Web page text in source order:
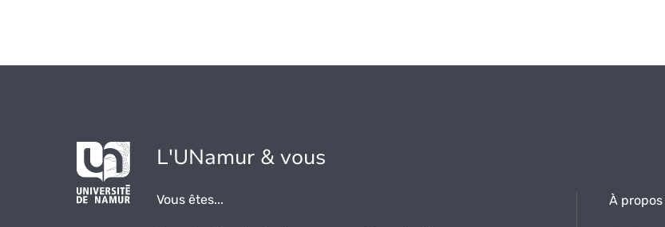
L'UNamur & vous
Vous êtes... À